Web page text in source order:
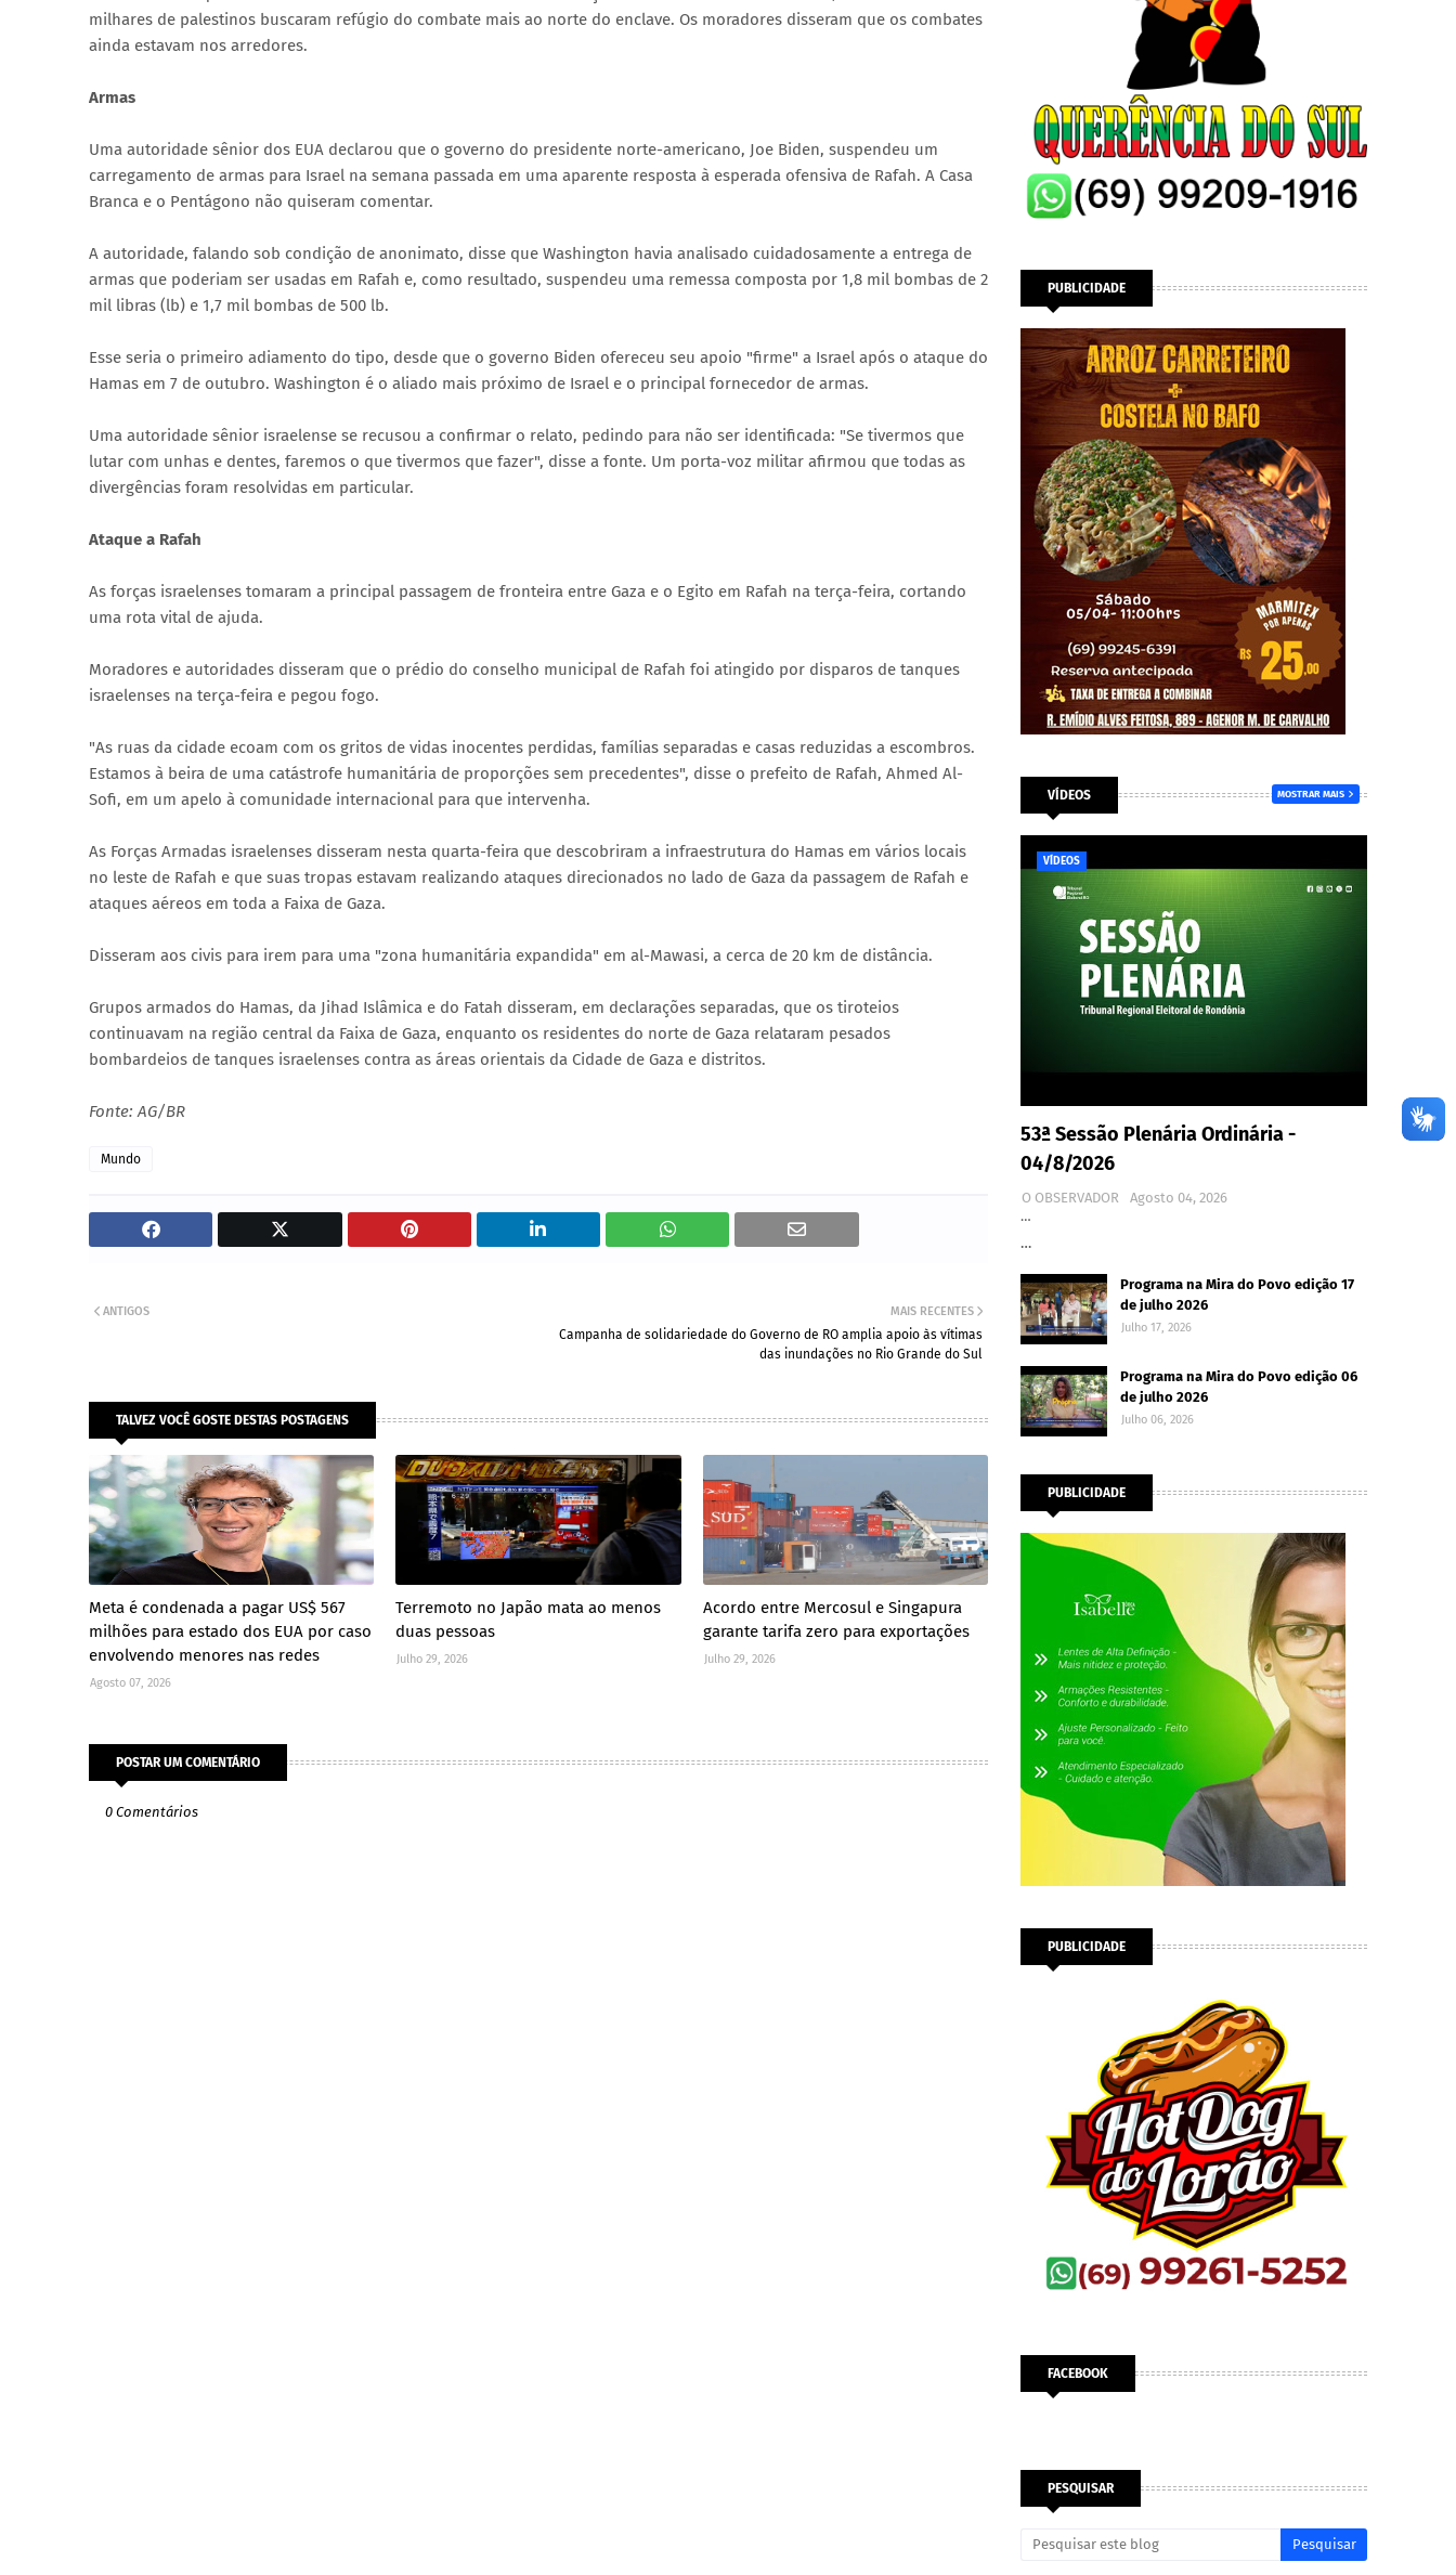
milhares de palestinos buscaram refúgio do combate mais ao norte do enclave. Os moradores disseram que os combates
ainda estavam nos arredores.
Armas
Uma autoridade sênior dos EUA declarou que o governo do presidente norte-americano, Joe Biden, suspendeu um
carregamento de armas para Israel na semana passada em uma aparente resposta à esperada ofensiva de Rafah. A Casa
Branca e o Pentágono não quiseram comentar.
A autoridade, falando sob condição de anonimato, disse que Washington havia analisado cuidadosamente a entrega de
armas que poderiam ser usadas em Rafah e, como resultado, suspendeu uma remessa composta por 1,8 mil bombas de 2
mil libras (lb) e 1,7 mil bombas de 500 lb.
Esse seria o primeiro adiamento do tipo, desde que o governo Biden ofereceu seu apoio "firme" a Israel após o ataque do
Hamas em 7 de outubro. Washington é o aliado mais próximo de Israel e o principal fornecedor de armas.
Uma autoridade sênior israelense se recusou a confirmar o relato, pedindo para não ser identificada: "Se tivermos que
lutar com unhas e dentes, faremos o que tivermos que fazer", disse a fonte. Um porta-voz militar afirmou que todas as
divergências foram resolvidas em particular.
Ataque a Rafah
As forças israelenses tomaram a principal passagem de fronteira entre Gaza e o Egito em Rafah na terça-feira, cortando
uma rota vital de ajuda.
Moradores e autoridades disseram que o prédio do conselho municipal de Rafah foi atingido por disparos de tanques
israelenses na terça-feira e pegou fogo.
"As ruas da cidade ecoam com os gritos de vidas inocentes perdidas, famílias separadas e casas reduzidas a escombros.
Estamos à beira de uma catástrofe humanitária de proporções sem precedentes", disse o prefeito de Rafah, Ahmed Al-
Sofi, em um apelo à comunidade internacional para que intervenha.
As Forças Armadas israelenses disseram nesta quarta-feira que descobriram a infraestrutura do Hamas em vários locais
no leste de Rafah e que suas tropas estavam realizando ataques direcionados no lado de Gaza da passagem de Rafah e
ataques aéreos em toda a Faixa de Gaza.
Disseram aos civis para irem para uma "zona humanitária expandida" em al-Mawasi, a cerca de 20 km de distância.
Grupos armados do Hamas, da Jihad Islâmica e do Fatah disseram, em declarações separadas, que os tiroteios
continuavam na região central da Faixa de Gaza, enquanto os residentes do norte de Gaza relataram pesados
bombardeios de tanques israelenses contra as áreas orientais da Cidade de Gaza e distritos.
Fonte: AG/BR
Mundo
MAIS RECENTES
Campanha de solidariedade do Governo de RO amplia apoio às vítimas
das inundações no Rio Grande do Sul
ANTIGOS
TALVEZ VOCÊ GOSTE DESTAS POSTAGENS
Meta é condenada a pagar US$ 567
milhões para estado dos EUA por caso
envolvendo menores nas redes
Agosto 07, 2026
Terremoto no Japão mata ao menos
duas pessoas
Julho 29, 2026
Acordo entre Mercosul e Singapura
garante tarifa zero para exportações
Julho 29, 2026
POSTAR UM COMENTÁRIO
0 Comentários
PUBLICIDADE
VÍDEOS MOSTRAR MAIS
VÍDEOS
53ª Sessão Plenária Ordinária -
04/8/2026
O OBSERVADOR
Agosto 04, 2026
…
…
Programa na Mira do Povo edição 17
de julho 2026
Julho 17, 2026
Programa na Mira do Povo edição 06
de julho 2026
Julho 06, 2026
PUBLICIDADE
PUBLICIDADE
FACEBOOK
PESQUISAR